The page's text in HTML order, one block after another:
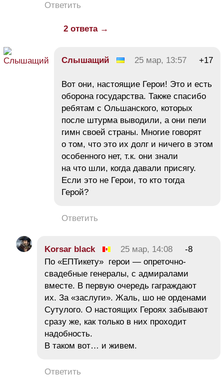
Ответить
2 ответа →
Слышащий 25 мар, 13:57 +17
Вот они, настоящие Герои! Это и есть
оборона государства. Также спасибо
ребятам с Ольшанского, которых
после штурма выводили, а они пели
гимн своей страны. Многие говорят
о том, что это их долг и ничего в этом
особенного нет, т.к. они знали
на что шли, когда давали присягу.
Если это не Герои, то кто тогда
Герой?
Ответить
Korsar black 25 мар, 14:08
-8
По «ЕПТикету» герои — опреточно-
свадебные генералы, с адмиралами
вместе. В первую очередь гаграждают
их. За «заслуги». Жаль, шо не орденами
Сутулого. О настоящих Героях забывают
сразу же, как только в них проходит
надобность.
В таком вот… и живем.
Ответить